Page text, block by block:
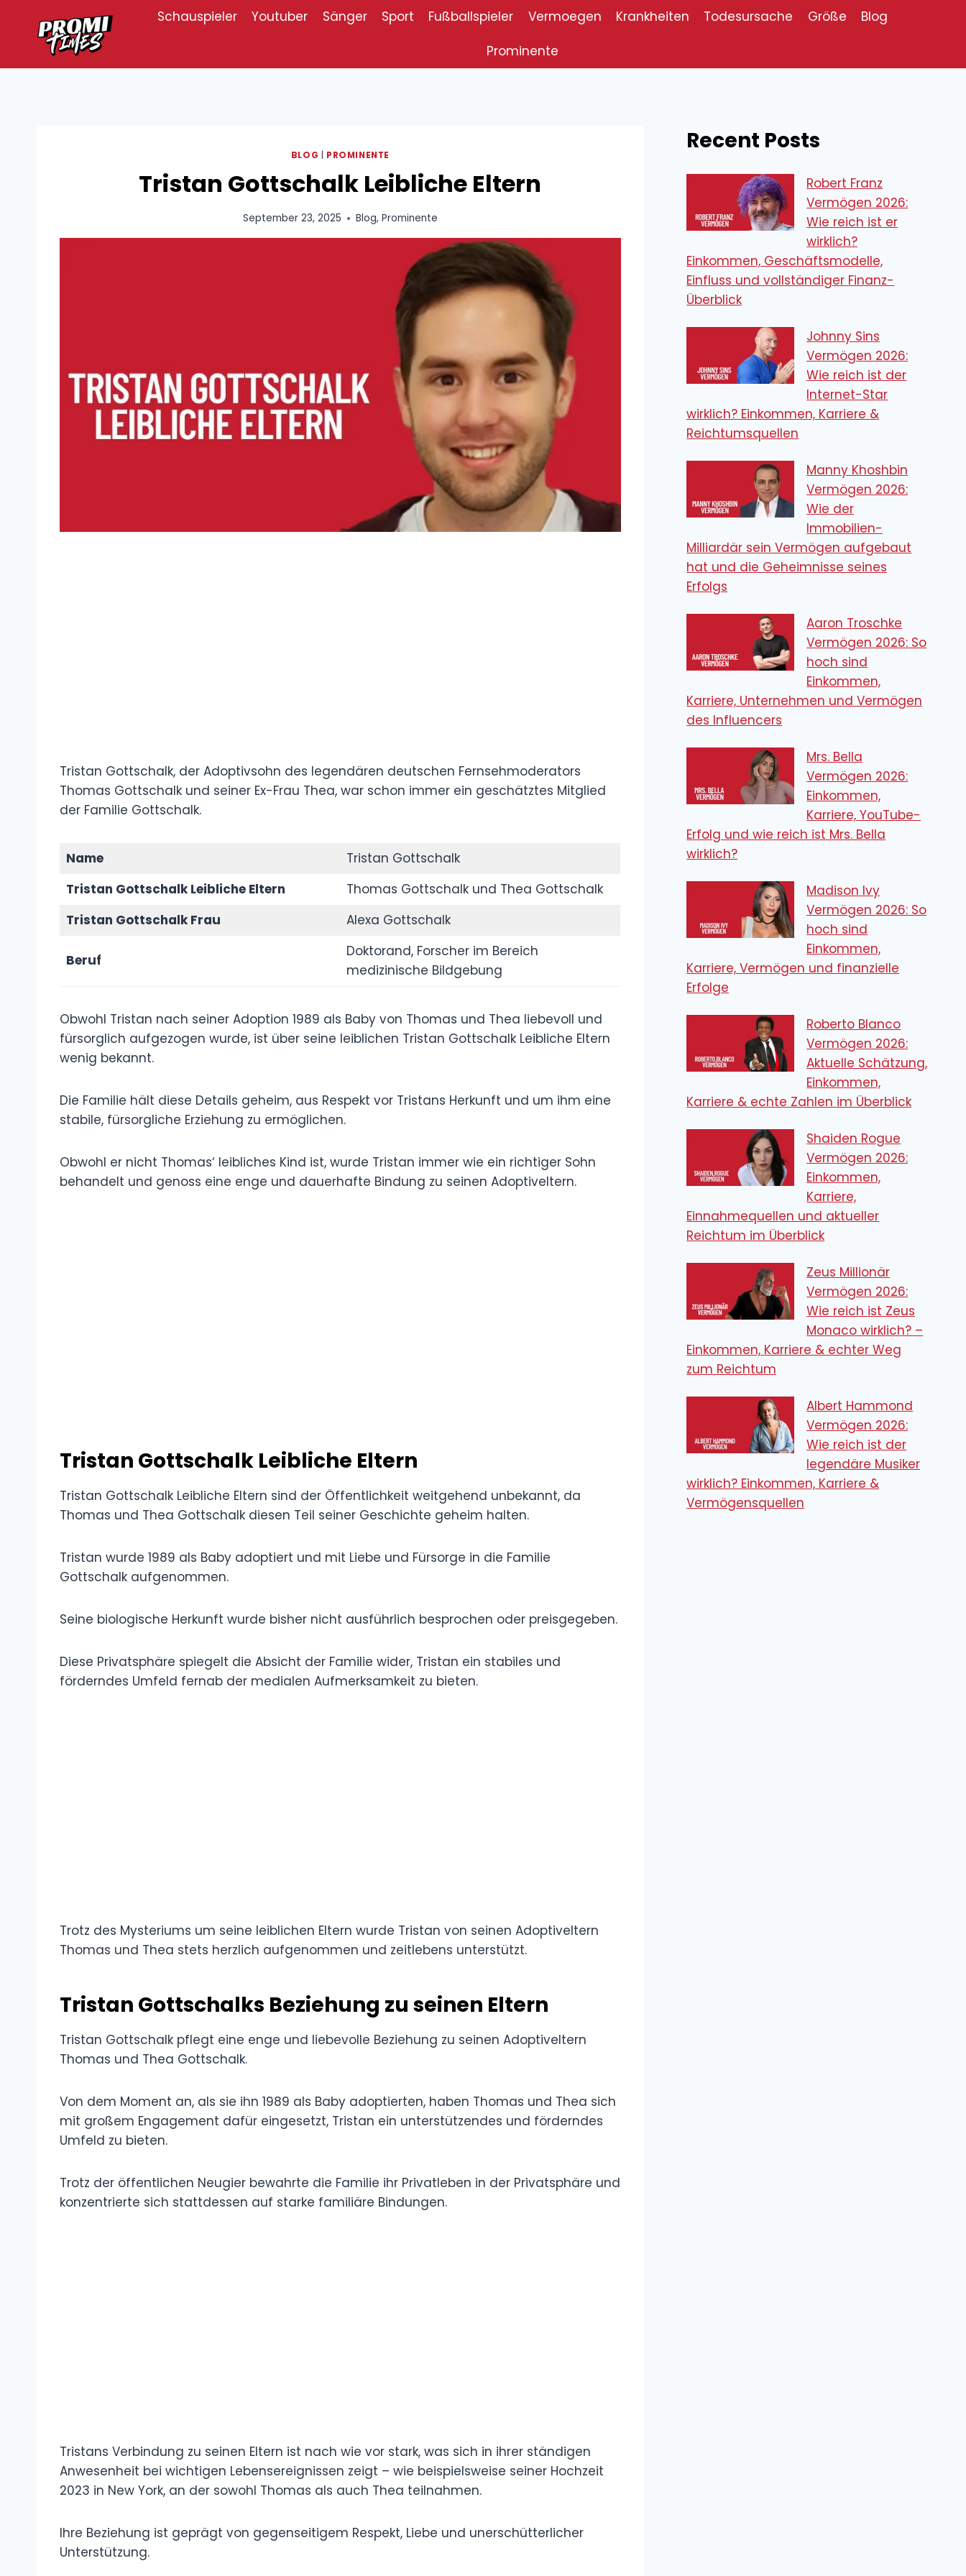
springen
Schauspieler Youtuber Sänger Sport Fußballspieler Vermoegen Krankheiten Todesursache Größe
Blog
Prominente
BLOG PROMINENTE
Tristan Gottschalk Leibliche Eltern
September 23, 2025 Blog, Prominente
Tristan Gottschalk, der Adoptivsohn des legendären deutschen Fernsehmoderators
Thomas Gottschalk und seiner Ex-Frau Thea, war schon immer ein geschätztes Mitglied
der Familie Gottschalk.
Name
Tristan Gottschalk
Tristan Gottschalk Leibliche Eltern
Thomas Gottschalk und Thea Gottschalk
Tristan Gottschalk Frau
Alexa Gottschalk
Beruf
Doktorand, Forscher im Bereich
medizinische Bildgebung
Obwohl Tristan nach seiner Adoption 1989 als Baby von Thomas und Thea liebevoll und
fürsorglich aufgezogen wurde, ist über seine leiblichen Tristan Gottschalk Leibliche Eltern
wenig bekannt.
Die Familie hält diese Details geheim, aus Respekt vor Tristans Herkunft und um ihm eine
stabile, fürsorgliche Erziehung zu ermöglichen.
Obwohl er nicht Thomas‘ leibliches Kind ist, wurde Tristan immer wie ein richtiger Sohn
behandelt und genoss eine enge und dauerhafte Bindung zu seinen Adoptiveltern.
Tristan Gottschalk Leibliche Eltern
Tristan Gottschalk Leibliche Eltern sind der Öffentlichkeit weitgehend unbekannt, da
Thomas und Thea Gottschalk diesen Teil seiner Geschichte geheim halten.
Tristan wurde 1989 als Baby adoptiert und mit Liebe und Fürsorge in die Familie
Gottschalk aufgenommen.
Seine biologische Herkunft wurde bisher nicht ausführlich besprochen oder preisgegeben.
Diese Privatsphäre spiegelt die Absicht der Familie wider, Tristan ein stabiles und
förderndes Umfeld fernab der medialen Aufmerksamkeit zu bieten.
Trotz des Mysteriums um seine leiblichen Eltern wurde Tristan von seinen Adoptiveltern
Thomas und Thea stets herzlich aufgenommen und zeitlebens unterstützt.
Tristan Gottschalks Beziehung zu seinen Eltern
Tristan Gottschalk pflegt eine enge und liebevolle Beziehung zu seinen Adoptiveltern
Thomas und Thea Gottschalk.
Von dem Moment an, als sie ihn 1989 als Baby adoptierten, haben Thomas und Thea sich
mit großem Engagement dafür eingesetzt, Tristan ein unterstützendes und förderndes
Umfeld zu bieten.
Trotz der öffentlichen Neugier bewahrte die Familie ihr Privatleben in der Privatsphäre und
konzentrierte sich stattdessen auf starke familiäre Bindungen.
Tristans Verbindung zu seinen Eltern ist nach wie vor stark, was sich in ihrer ständigen
Anwesenheit bei wichtigen Lebensereignissen zeigt – wie beispielsweise seiner Hochzeit
2023 in New York, an der sowohl Thomas als auch Thea teilnahmen.
Ihre Beziehung ist geprägt von gegenseitigem Respekt, Liebe und unerschütterlicher
Unterstützung.
Recent Posts
Robert Franz
Vermögen 2026:
Wie reich ist er
wirklich?
Einkommen, Geschäftsmodelle,
Einfluss und vollständiger Finanz-
Überblick
Johnny Sins
Vermögen 2026:
Wie reich ist der
Internet-Star
wirklich? Einkommen, Karriere &
Reichtumsquellen
Manny Khoshbin
Vermögen 2026:
Wie der
Immobilien-
Milliardär sein Vermögen aufgebaut
hat und die Geheimnisse seines
Erfolgs
Aaron Troschke
Vermögen 2026: So
hoch sind
Einkommen,
Karriere, Unternehmen und Vermögen
des Influencers
Mrs. Bella
Vermögen 2026:
Einkommen,
Karriere, YouTube-
Erfolg und wie reich ist Mrs. Bella
wirklich?
Madison Ivy
Vermögen 2026: So
hoch sind
Einkommen,
Karriere, Vermögen und finanzielle
Erfolge
Roberto Blanco
Vermögen 2026:
Aktuelle Schätzung,
Einkommen,
Karriere & echte Zahlen im Überblick
Shaiden Rogue
Vermögen 2026:
Einkommen,
Karriere,
Einnahmequellen und aktueller
Reichtum im Überblick
Zeus Millionär
Vermögen 2026:
Wie reich ist Zeus
Monaco wirklich? –
Einkommen, Karriere & echter Weg
zum Reichtum
Albert Hammond
Vermögen 2026:
Wie reich ist der
legendäre Musiker
wirklich? Einkommen, Karriere &
Vermögensquellen